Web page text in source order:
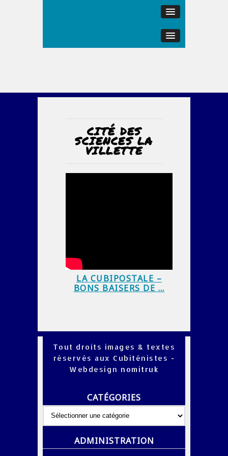
CITÉ DES
SCIENCES LA
VILLETTE
LA CUBIPOSTALE –
BONS BAISERS DE …
Tout droits images & textes
réservés aux Cubiténistes -
Webdesign nomitruk
CATÉGORIES
Catégories
ADMINISTRATION